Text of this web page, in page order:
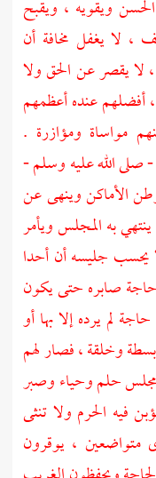
ويقويه ، ويقبح
، لا يغفل مخافة أن
لا يقصر عن الحق ولا
أفضلهم عنده أعظمهم
مواساة ومؤازرة .
صلى الله عليه وسلم -
الأماكن وينهى عن
به المجلس ويأمر
يحسب جليسه أن أحدا
حاجة صابره حتى يكون
لم يرده إلا بها أو
وخلقة ، فصار لهم
مجلس حلم وحياء وصبر
فيه الحرم ولا تنثى
متواضعين ، يوقرون